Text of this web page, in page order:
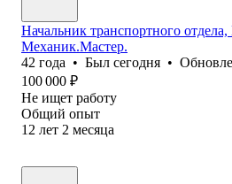
Начальник транспортного
Механик.Мастер.
42 года • Был сегодня •
100 000 ₽
Не ищет работу
Общий опыт
12 лет 2 месяца